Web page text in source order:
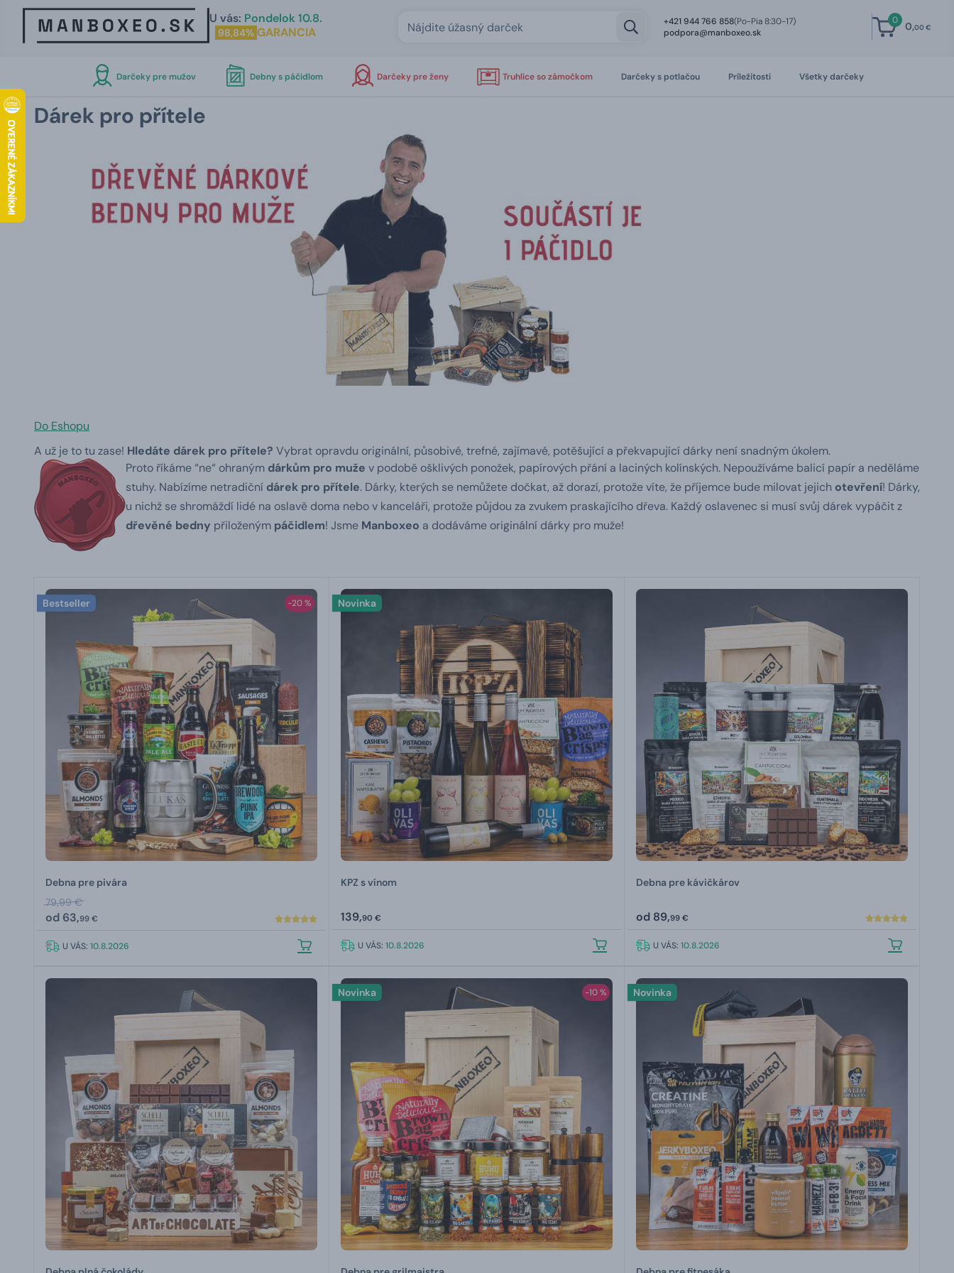
U vás: Pondelok 10.8.
98,84% GARANCIA
+421 944 766 858(Po-Pia 8:30-17)
podpora@manboxeo.sk
0 0,00 €
Darčeky pre mužov Debny s páčidlom Darčeky pre ženy Truhlice so zámočkom Darčeky s potlačou Príležitosti Všetky darčeky
Dárek pro přítele
Do Eshopu
A už je to tu zase! Hledáte dárek pro přítele? Vybrat opravdu originální, působivé, trefné, zajímavé, potěšující a překvapující dárky není snadným úkolem.
Proto říkáme “ne“ ohraným dárkům pro muže v podobě ošklivých ponožek, papírových přání a laciných kolínských. Nepoužíváme balicí papír a neděláme
stuhy. Nabízíme netradiční dárek pro přítele. Dárky, kterých se nemůžete dočkat, až dorazí, protože víte, že příjemce bude milovat jejich otevření! Dárky,
u nichž se shromáždí lidé na oslavě doma nebo v kanceláři, protože půjdou za zvukem praskajícího dřeva. Každý oslavenec si musí svůj dárek vypáčit z
dřevěné bedny přiloženým páčidlem! Jsme Manboxeo a dodáváme originální dárky pro muže!
-20 %
Bestseller
Debna pre pivára
79,99 €
od 63,99 €
U VÁS: 10.8.2026
Novinka
KPZ s vínom
139,90 €
U VÁS: 10.8.2026
Debna pre kávičkárov
od 89,99 €
U VÁS: 10.8.2026
-10 %
Novinka Novinka